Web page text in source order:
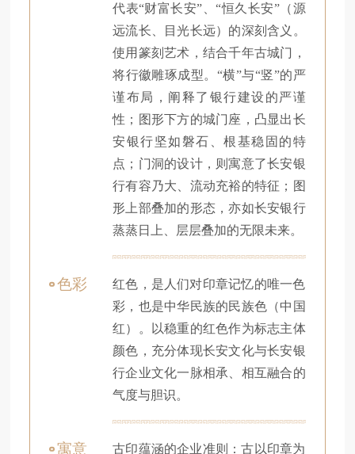
代表“财富长安”、“恒久长安”（源
远流长、目光长远）的深刻含义。
使用篆刻艺术，结合千年古城门，
将行徽雕琢成型。“横”与“竖”的严
谨布局，阐释了银行建设的严谨
性；图形下方的城门座，凸显出长
安银行坚如磐石、根基稳固的特
点；门洞的设计，则寓意了长安银
行有容乃大、流动充裕的特征；图
形上部叠加的形态，亦如长安银行
蒸蒸日上、层层叠加的无限未来。
色彩
红色，是人们对印章记忆的唯一色
彩，也是中华民族的民族色（中国
红）。以稳重的红色作为标志主体
颜色，充分体现长安文化与长安银
行企业文化一脉相承、相互融合的
气度与胆识。
寓意
古印蕴涵的企业准则：古以印章为